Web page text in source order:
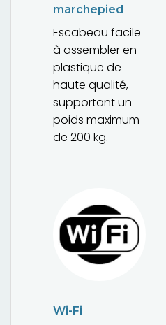
marchepied
Escabeau facile
à assembler en
plastique de
haute qualité,
supportant un
poids maximum
de 200 kg.
Wi-Fi